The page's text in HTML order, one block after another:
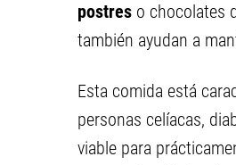
postres o chocolates
también ayudan a
Esta comida está
personas celíacas,
viable para